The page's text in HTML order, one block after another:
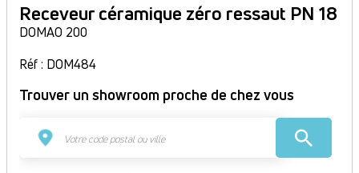
Receveur céramique zéro ressaut PN 18
DOMAO 200
Réf : DOM484
Trouver un showroom proche de chez vous